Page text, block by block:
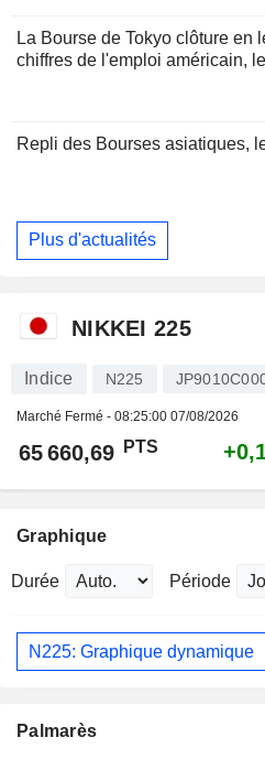
La Bourse de Tokyo clôture en
chiffres de l'emploi américain,
Repli des Bourses asiatiques,
Plus d'actualités
NIKKEI 225
Indice N225
Marché Fermé - 08:25:00 07/08/2026
65 660,69 PTS
Graphique
Durée Période
N225: Graphique dynamique
Palmarès